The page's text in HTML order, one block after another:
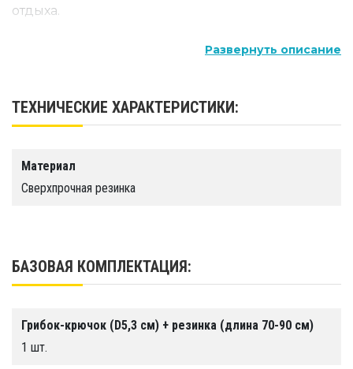
отдыха.
Больше фото и видео о товарах смотри в
Развернуть описание
ТЕХНИЧЕСКИЕ ХАРАКТЕРИСТИКИ:
Материал
Сверхпрочная резинка
БАЗОВАЯ КОМПЛЕКТАЦИЯ:
Грибок-крючок (D5,3 см) + резинка (длина 70-90 см)
1 шт.